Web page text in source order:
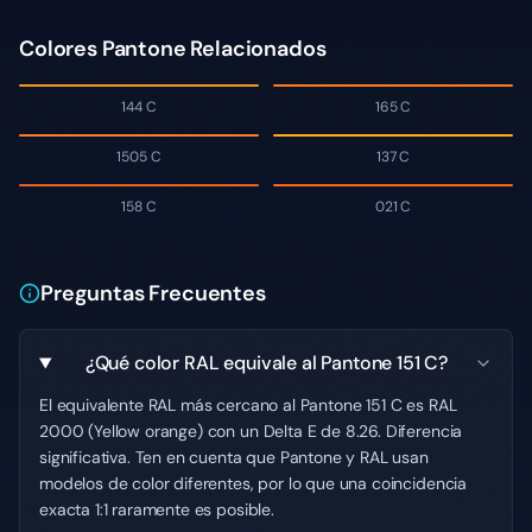
Colores Pantone Relacionados
144 C 165 C
1505 C 137 C
158 C 021 C
Preguntas Frecuentes
¿Qué color RAL equivale al Pantone 151 C?
El equivalente RAL más cercano al Pantone 151 C es RAL
2000 (Yellow orange) con un Delta E de 8.26. Diferencia
significativa. Ten en cuenta que Pantone y RAL usan
modelos de color diferentes, por lo que una coincidencia
exacta 1:1 raramente es posible.